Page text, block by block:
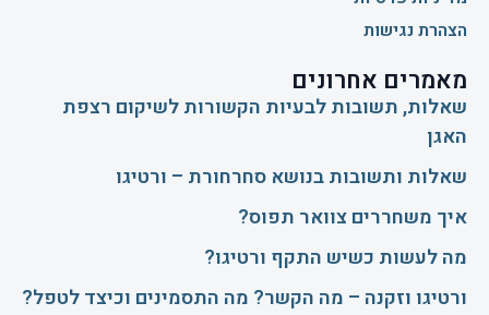
הצהרת נגישות
מאמרים אחרונים
שאלות, תשובות לבעיות הקשורות לשיקום רצפת
האגן
שאלות ותשובות בנושא סחרחורת – ורטיגו
איך משחררים צוואר תפוס?
​מה לעשות כשיש התקף ורטיגו?
ורטיגו וזקנה – מה הקשר? מה התסמינים וכיצד לטפל?